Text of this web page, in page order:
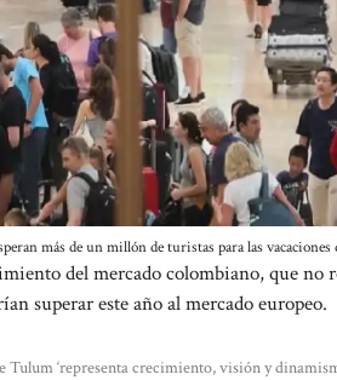
más de un millón de turistas para las
del mercado colombiano, que
superar este año al mercado europeo.
‘representa crecimiento, visión y